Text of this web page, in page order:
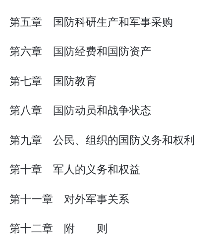
第五章 国防科研生产和军事采购
第六章 国防经费和国防资产
第七章 国防教育
第八章 国防动员和战争状态
第九章 公民、组织的国防义务和权利
第十章 军人的义务和权益
第十一章 对外军事关系
第十二章 附 则